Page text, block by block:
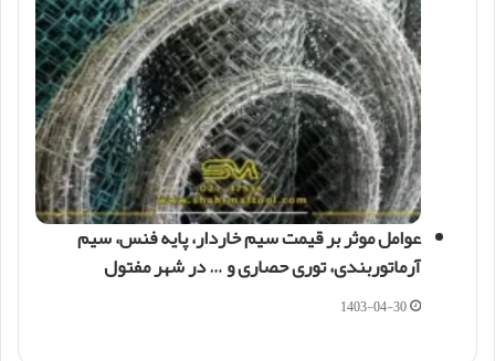
عوامل موثر بر قیمت سیم خاردار، پایه فنس، سیم
آرماتوربندی، توری حصاری و … در شهر مفتول
1403-04-30